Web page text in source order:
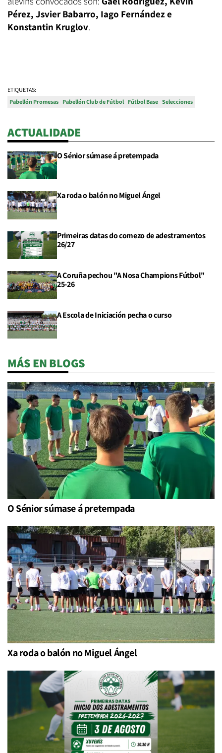
Pérez, Jsvier Babarro, Iago Fernández e
Konstantin Kruglov.
ETIQUETAS:
Pabellón Promesas Pabellón Club de Fútbol Fútbol Base Selecciones
ACTUALIDADE
O Sénior súmase á pretempada
Xa roda o balón no Miguel Ángel
Primeiras datas do comezo de adestramentos
26/27
A Coruña pechou "A Nosa Champions Fútbol"
25-26
A Escola de Iniciación pecha o curso
MÁS EN BLOGS
O Sénior súmase á pretempada
Xa roda o balón no Miguel Ángel